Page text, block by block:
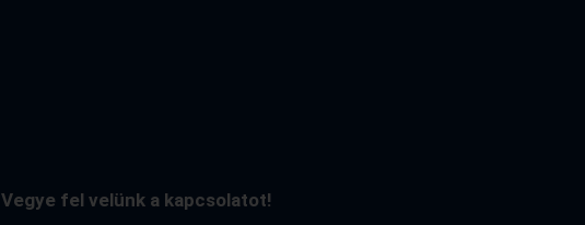
Vegye fel velünk a kapcsolatot!